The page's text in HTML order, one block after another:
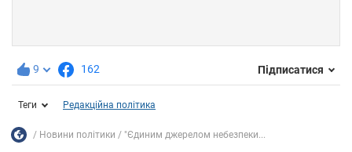
9 162 Підписатися
Теги Редакційна політика
Новини політики "Єдиним джерелом небезпеки...